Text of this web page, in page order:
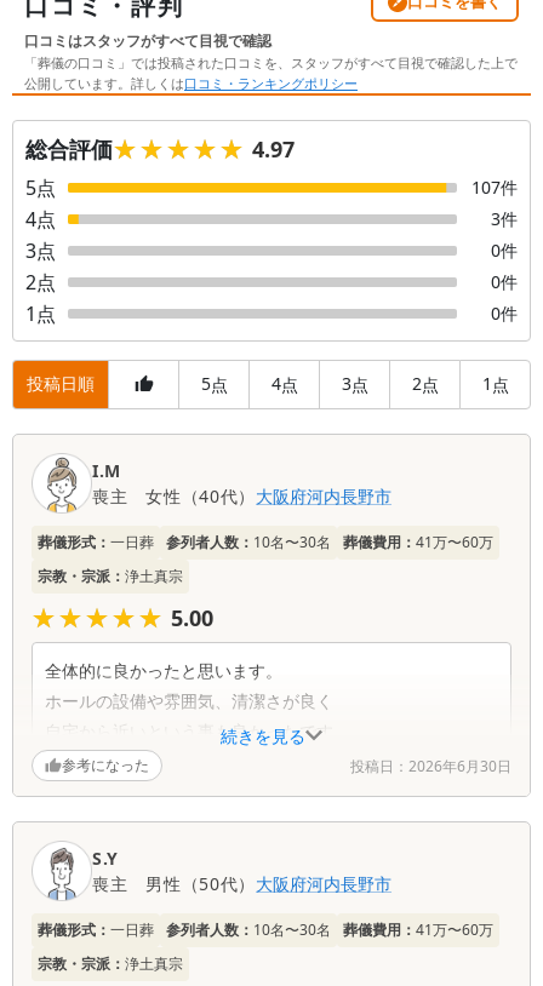
口コミはスタッフがすべて目視で確認
「葬儀の口コミ」では投稿された口コミを、スタッフがすべて目視で確認した上で
公開しています。詳しくは口コミ・ランキングポリシー
総合評価★★★★★
★★★★★ 4.97
5点 107件
4点 3件
3点 0件
2点 0件
1 点 0件
投稿日順 5点 4点 3点 2点 1 点
口
続きを見る
I.M
喪主
女性 （40代） 大阪府河内長野市
葬儀形式： 一日葬 参列者人数： 10名〜30名 葬儀費用： 41万〜60万
宗教・宗派： 浄土真宗
★★★★★
★★★★★ 5.00
全体的に良かったと思います。
ホールの設備や雰囲気、清潔さが良く
自宅から近いという事も良かったです。
参考になった 投稿日： 2026年6月30日
S.Y
喪主
男性 （50代） 大阪府河内長野市
葬儀形式： 一日葬 参列者人数： 10名〜30名 葬儀費用： 41万〜60万
宗教・宗派： 浄土真宗